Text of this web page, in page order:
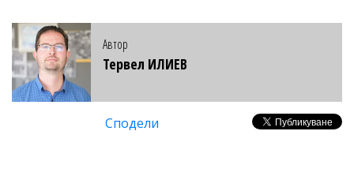
Автор
Тервел ИЛИЕВ
Сподели